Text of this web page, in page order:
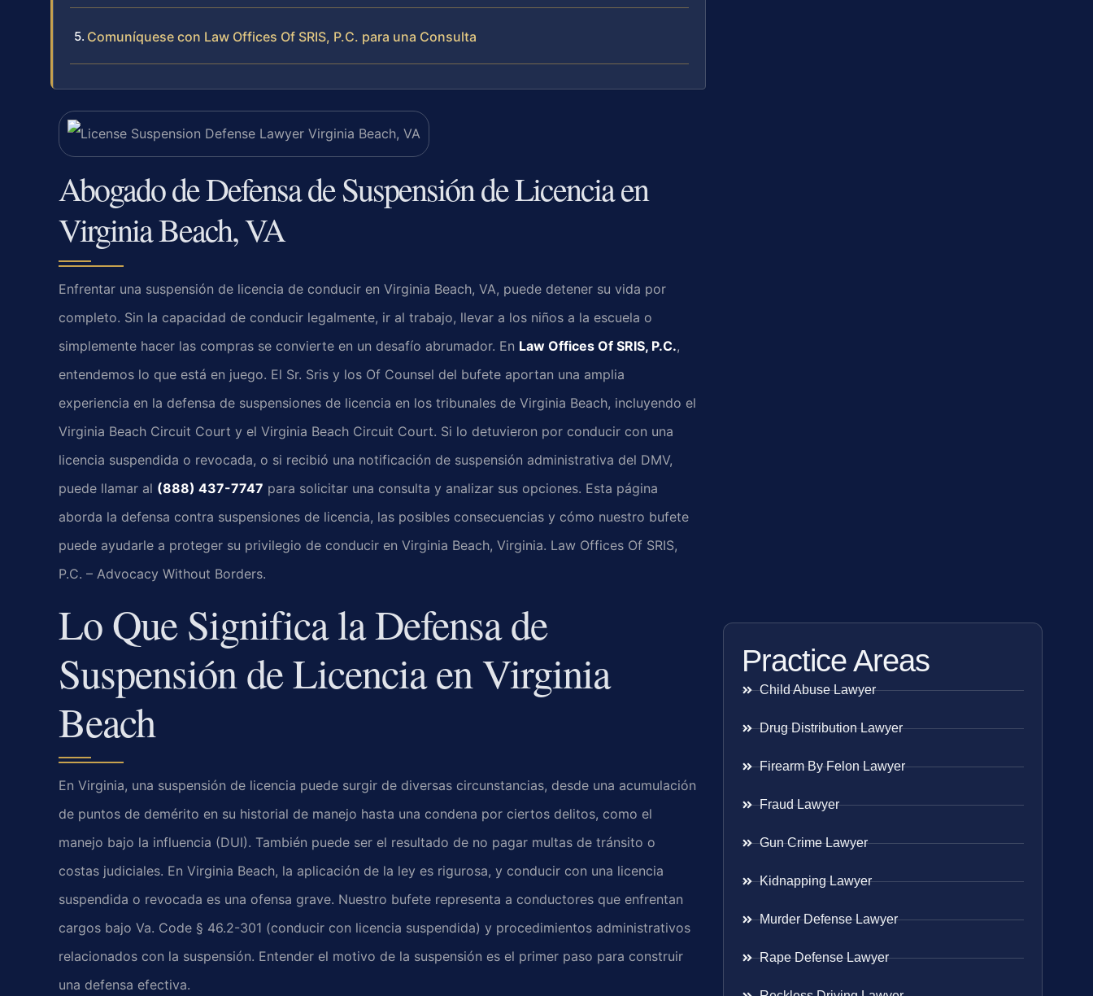
Comuníquese con Law Offices Of SRIS, P.C. para una Consulta
Abogado de Defensa de Suspensión de Licencia en
Virginia Beach, VA
Enfrentar una suspensión de licencia de conducir en Virginia Beach, VA, puede detener su vida por
completo. Sin la capacidad de conducir legalmente, ir al trabajo, llevar a los niños a la escuela o
simplemente hacer las compras se convierte en un desafío abrumador. En Law Offices Of SRIS, P.C.,
entendemos lo que está en juego. El Sr. Sris y los Of Counsel del bufete aportan una amplia
experiencia en la defensa de suspensiones de licencia en los tribunales de Virginia Beach, incluyendo el
Virginia Beach Circuit Court y el Virginia Beach Circuit Court. Si lo detuvieron por conducir con una
licencia suspendida o revocada, o si recibió una notificación de suspensión administrativa del DMV,
puede llamar al (888) 437-7747 para solicitar una consulta y analizar sus opciones. Esta página
aborda la defensa contra suspensiones de licencia, las posibles consecuencias y cómo nuestro bufete
puede ayudarle a proteger su privilegio de conducir en Virginia Beach, Virginia. Law Offices Of SRIS,
P.C. – Advocacy Without Borders.
Lo Que Significa la Defensa de
Suspensión de Licencia en Virginia
Beach
En Virginia, una suspensión de licencia puede surgir de diversas circunstancias, desde una acumulación
de puntos de demérito en su historial de manejo hasta una condena por ciertos delitos, como el
manejo bajo la influencia (DUI). También puede ser el resultado de no pagar multas de tránsito o
costas judiciales. En Virginia Beach, la aplicación de la ley es rigurosa, y conducir con una licencia
suspendida o revocada es una ofensa grave. Nuestro bufete representa a conductores que enfrentan
cargos bajo Va. Code § 46.2-301 (conducir con licencia suspendida) y procedimientos administrativos
relacionados con la suspensión. Entender el motivo de la suspensión es el primer paso para construir
una defensa efectiva.
Practice Areas
Child Abuse Lawyer
Drug Distribution Lawyer
Firearm By Felon Lawyer
Fraud Lawyer
Gun Crime Lawyer
Kidnapping Lawyer
Murder Defense Lawyer
Rape Defense Lawyer